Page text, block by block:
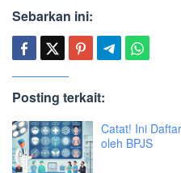
Sebarkan ini:
Posting terkait:
Catat! Ini
oleh BPJS